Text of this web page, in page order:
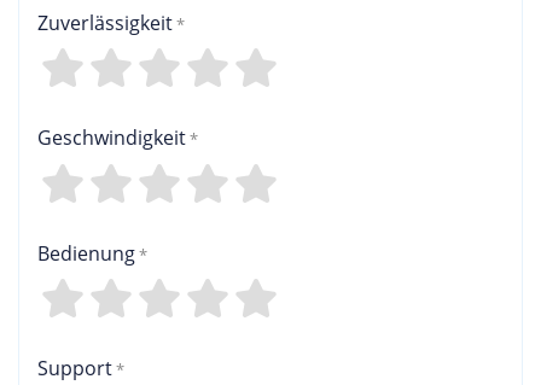
Zuverlässigkeit
1
2
3
4
Geschwindigkeit
1
2
3
4
Bedienung
1
2
3
4
Support